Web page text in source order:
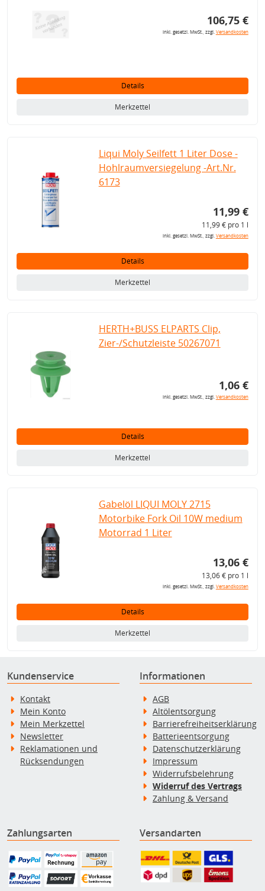
106,75 €
inkl. gesetzl. MwSt., zzgl.Versandkosten
Details
Merkzettel
Liqui Moly Seilfett 1 Liter Dose -
Hohlraumversiegelung -Art.Nr.
6173
11,99 €
11,99 € pro 1 l
inkl. gesetzl. MwSt., zzgl.Versandkosten
Details
Merkzettel
HERTH+BUSS ELPARTS Clip,
Zier-/Schutzleiste 50267071
1,06 €
inkl. gesetzl. MwSt., zzgl.Versandkosten
Details
Merkzettel
Gabelöl LIQUI MOLY 2715
Motorbike Fork Oil 10W medium
Motorrad 1 Liter
13,06 €
13,06 € pro 1 l
inkl. gesetzl. MwSt., zzgl.Versandkosten
Details
Merkzettel
Kundenservice
Kontakt
Mein Konto
Mein Merkzettel
Newsletter
Reklamationen und
Rücksendungen
Informationen
AGB
Altölentsorgung
Barrierefreiheitserklärung
Batterieentsorgung
Datenschutzerklärung
Impressum
Widerrufsbelehrung
Widerruf des Vertrags
Zahlung & Versand
Zahlungsarten Versandarten